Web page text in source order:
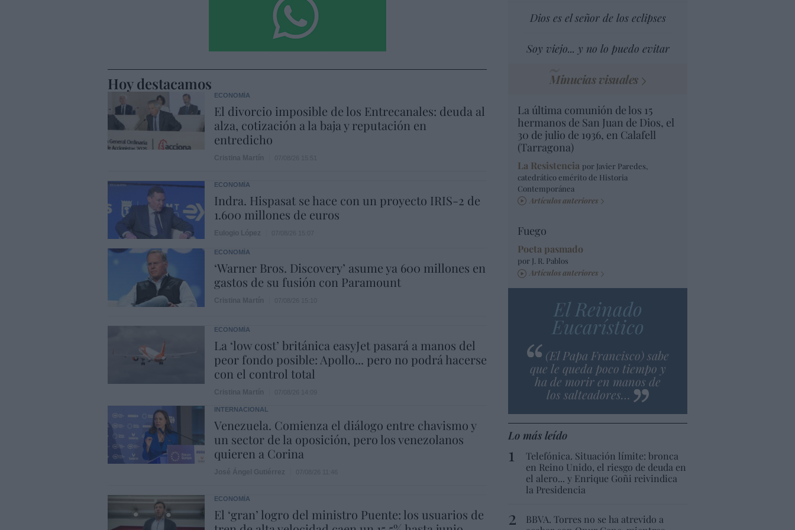
Hoy destacamos
ECONOMÍA
El divorcio imposible de los Entrecanales: deuda al
alza, cotización a la baja y reputación en
entredicho
ECONOMÍA
Indra. Hispasat se hace con un proyecto IRIS-2 de
1.600 millones de euros
ECONOMÍA
‘Warner Bros. Discovery’ asume ya 600 millones en
gastos de su fusión con Paramount
ECONOMÍA
La ‘low cost’ británica easyJet pasará a manos del
peor fondo posible: Apollo... pero no podrá hacerse
con el control total
INTERNACIONAL
Venezuela. Comienza el diálogo entre chavismo y
un sector de la oposición, pero los venezolanos
quieren a Corina
ECONOMÍA
El ‘gran’ logro del ministro Puente: los usuarios de
Dios es el señor de los eclipses
Soy viejo... y no lo puedo evitar
Minucias visuales
La última comunión de los 15
hermanos de San Juan de Dios, el
30 de julio de 1936, en Calafell
(Tarragona)
La Resistencia por Javier Paredes,
catedrático emérito de Historia
Contemporánea
Artículos anteriores
Fuego
Poeta pasmado
por J. R. Pablos
Artículos anteriores
El Reinado
Eucarístico
(El Papa Francisco) sabe
que le queda poco tiempo y
ha de morir en manos de
los salteadores…
Lo más leído
Telefónica. Situación límite: bronca
en Reino Unido, el riesgo de deuda en
el alero... y Enrique Goñi reivindica
la Presidencia
BBVA. Torres no se ha atrevido a